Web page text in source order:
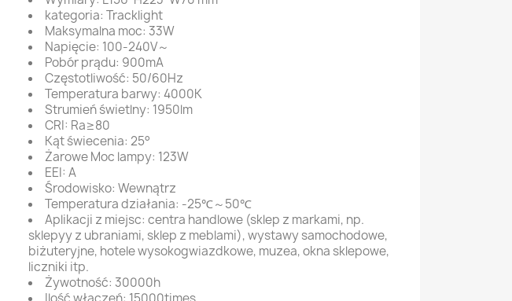
kategoria: Tracklight
Maksymalna moc: 33W
Napięcie: 100-240V～
Pobór prądu: 900mA
Częstotliwość: 50/60Hz
Temperatura barwy: 4000K
Strumień świetlny: 1950lm
CRI: Ra≥80
Kąt świecenia: 25°
Żarowe Moc lampy: 123W
EEI: A
Środowisko: Wewnątrz
Temperatura działania: -25℃～50℃
Aplikacji z miejsc: centra handlowe (sklep z markami, np.
sklepyy z ubraniami, sklep z meblami), wystawy samochodowe,
biżuteryjne, hotele wysokogwiazdkowe, muzea, okna sklepowe,
liczniki itp.
Żywotność: 30000h